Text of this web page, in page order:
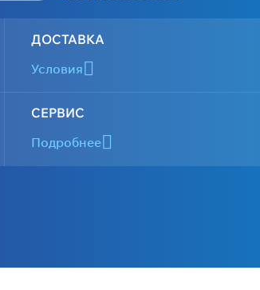
ДОСТАВКА
Условия
СЕРВИС
Подробнее